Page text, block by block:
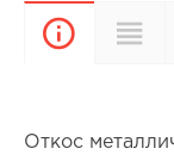
Откос